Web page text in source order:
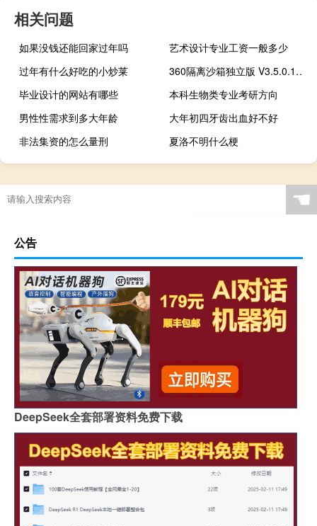
相关问题
如果没钱还能回家过年吗
艺术设计专业工资一般多少
过年有什么好吃的小炒莱
360隔离沙箱独立版 V3.5.0.1023 绿色最新版（360隔离沙箱独立版 V3.5.0.1023 绿色最新版功能简介）
毕业设计的网站有哪些
本科生物类专业考研方向
男性性需求到多大年龄
大年初四牙齿出血好不好
非法集资的怎么量刑
夏洛不明什么梗
☚
公告
DeepSeek全套部署资料免费下载